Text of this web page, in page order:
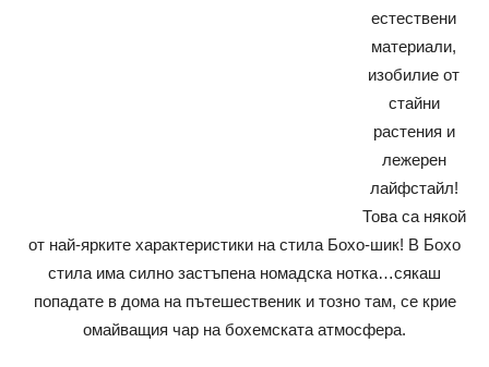
естествени
материали,
изобилие от
стайни
растения и
лежерен
лайфстайл!
Това са някой
от най-ярките характеристики на стила Бохо-шик! В Бохо
стила има силно застъпена номадска нотка…сякаш
попадате в дома на пътешественик и тозно там, се крие
омайващия чар на бохемската атмосфера.